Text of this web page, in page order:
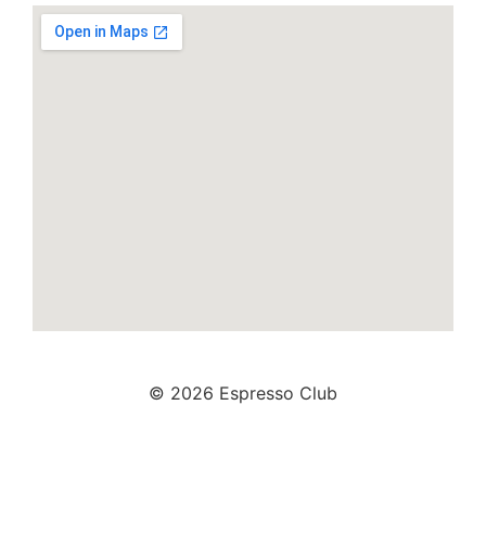
© 2026 Espresso Club